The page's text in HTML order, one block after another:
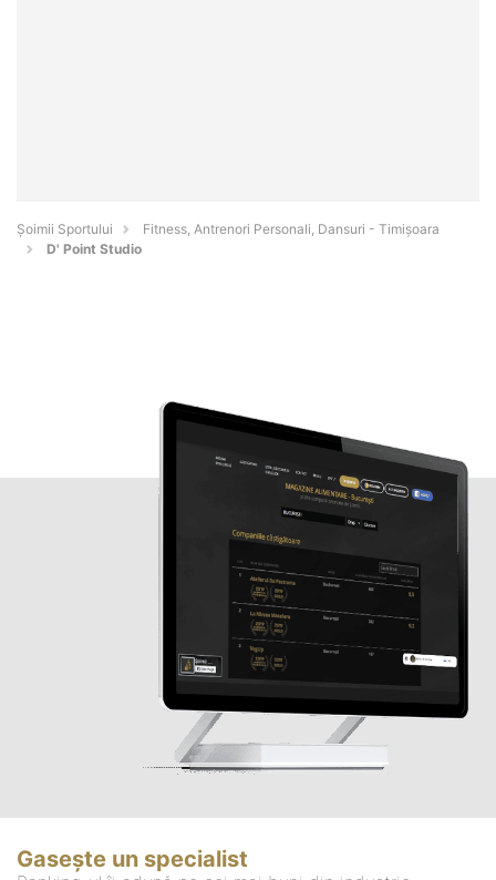
Șoimii Sportului
Fitness, Antrenori Personali, Dansuri - Timişoara
D' Point Studio
Gasește un specialist